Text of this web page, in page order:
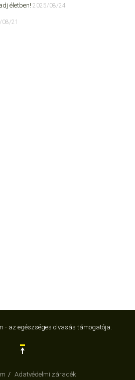
életben! 2025/08/24
21
- az egészséges olvasás támogatója.
Adatvédelmi záradék